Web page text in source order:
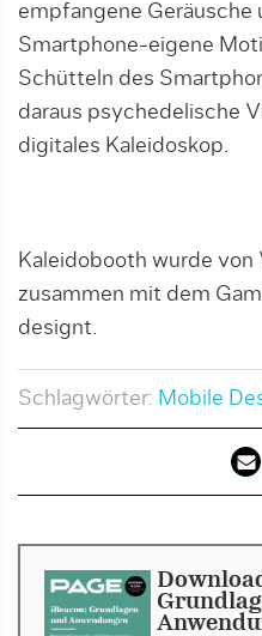
empfangene Geräusche
Smartphone-eigene
Schütteln des
daraus psychedelische
digitales Kaleidoskop.
Kaleidobooth wurde
zusammen mit dem
designt.
Schlagwörter: Mobile